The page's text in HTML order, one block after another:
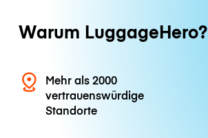
Warum LuggageHero?
Mehr als 2000
vertrauenswürdige
Standorte